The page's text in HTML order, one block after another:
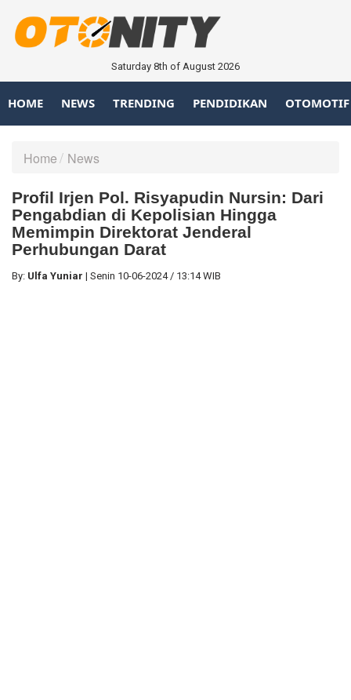
Saturday 8th of August 2026
HOME NEWS TRENDING PENDIDIKAN OTOMOTIF
Home News
Profil Irjen Pol. Risyapudin Nursin: Dari
Pengabdian di Kepolisian Hingga
Memimpin Direktorat Jenderal
Perhubungan Darat
By: Ulfa Yuniar | Senin 10-06-2024 / 13:14 WIB